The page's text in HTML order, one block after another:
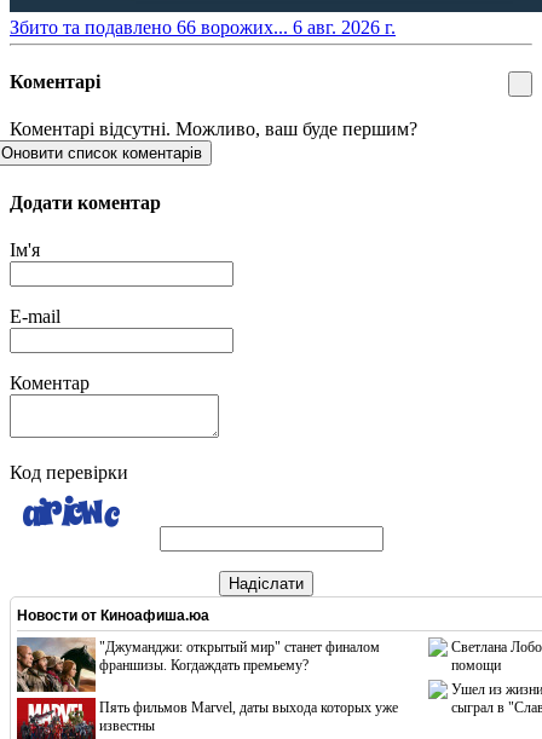
​Збито та подавлено 66 ворожих... 6 авг. 2026 г.
Коментарі
Коментарі відсутні. Можливо, ваш буде першим?
Оновити список коментарів
Додати коментар
Ім'я
E-mail
Коментар
Код перевірки
Надіслати
Новости от Киноафиша.юа
"Джуманджи: открытый мир" станет финалом
франшизы. Когдаждать премьему?
Пять фильмов Marvel, даты выхода которых уже
известны
Светлана
помощи
Ушел из жизни
сыграл в